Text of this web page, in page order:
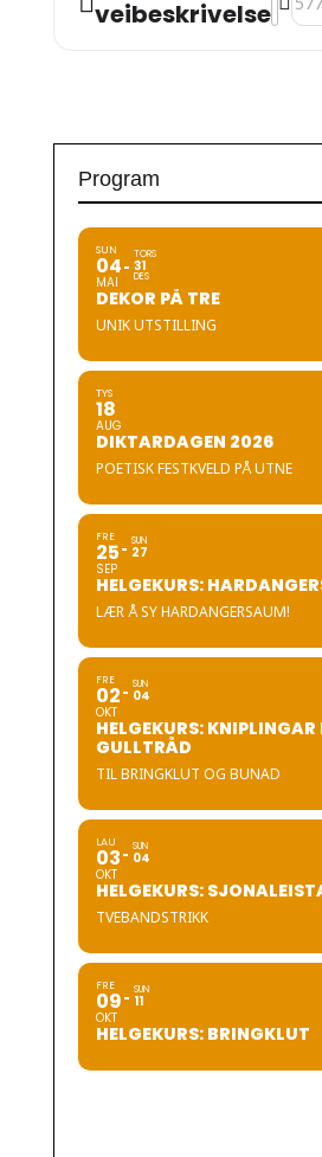
veibeskrivelse
Program
SUN
04
MAI
TORS
31
DES
DEKOR PÅ TRE
UNIK UTSTILLING
TYS
18
AUG
DIKTARDAGEN 2026
POETISK FESTKVELD PÅ UTNE
FRE
25
SEP
SUN
27
HELGEKURS:
LÆR Å SY HARDANGERSAUM!
FRE
02
OKT
SUN
04
HELGEKURS: KNIPLINGAR
GULLTRÅD
TIL BRINGKLUT OG BUNAD
LAU
03
OKT
SUN
04
HELGEKURS:
TVEBANDSTRIKK
FRE
09
OKT
SUN
11
HELGEKURS: BRINGKLUT